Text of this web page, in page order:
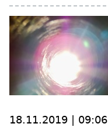
18.11.2019 | 09:06